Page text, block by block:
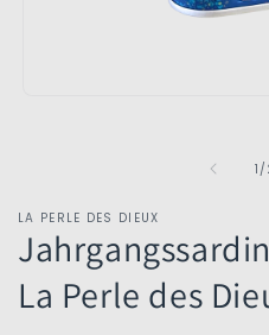
1 /
LA PERLE DES DIEUX
La Perle des